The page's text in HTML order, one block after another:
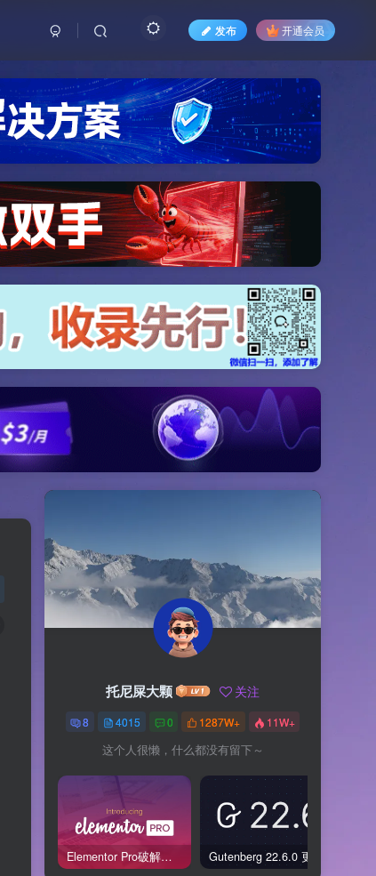
发布 开通会员
托尼屎大颗 关注
8 4015 0 1287W+ 11W+
这个人很懒，什么都没有留下～
Elementor Pro破解版还能用吗？2026年常见风险与后果盘点